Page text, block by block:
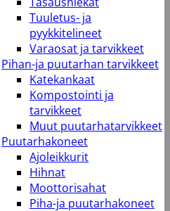
Tuuletus- ja
pyykkitelineet
Varaosat ja tarvikkeet
Pihan-ja puutarhan tarvikkeet
Katekankaat
Kompostointi ja
tarvikkeet
Muut puutarhatarvikkeet
Puutarhakoneet
Ajoleikkurit
Hihnat
Moottorisahat
Piha-ja puutarhakoneet